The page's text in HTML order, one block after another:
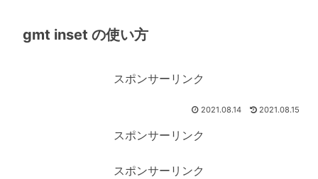
gmt inset の使い方
スポンサーリンク
2021.08.14 2021.08.15
スポンサーリンク
スポンサーリンク